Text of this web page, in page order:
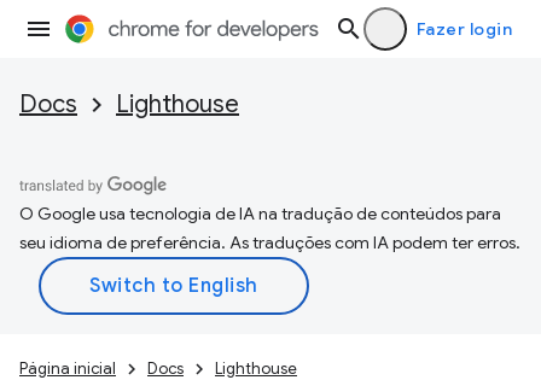
Fazer login
Docs Lighthouse
O Google usa tecnologia de IA na tradução de conteúdos para
seu idioma de preferência. As traduções com IA podem ter erros.
Página inicial Docs Lighthouse